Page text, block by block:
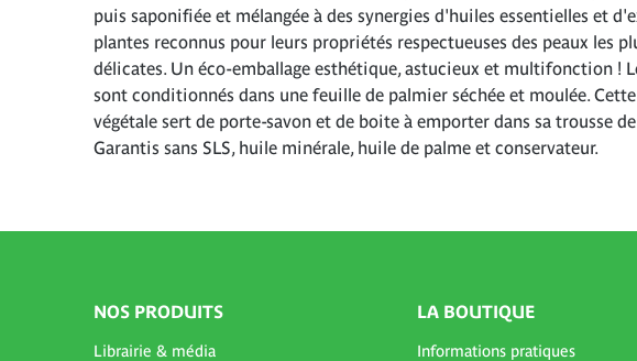
puis saponifiée et mélangée à des synergies d'huiles essentielles et
plantes reconnus pour leurs propriétés respectueuses des peaux les
délicates. Un éco-emballage esthétique, astucieux et multifonction !
sont conditionnés dans une feuille de palmier séchée et moulée.
végétale sert de porte-savon et de boite à emporter dans sa trousse
Garantis sans SLS, huile minérale, huile de palme et conservateur.
NOS PRODUITS
Librairie & média
LA BOUTIQUE
Informations pratiques